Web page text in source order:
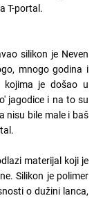
T-portal.
silikon je Neven
mnogo godina i
je došao u
jagodice i na to su
nisu bile male i baš
materijal koji je
Silikon je polimer
o dužini lanca,